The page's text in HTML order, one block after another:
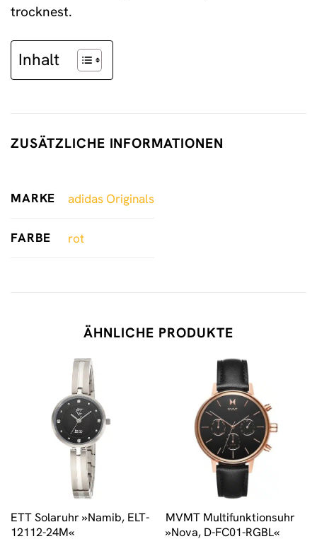
trocknest.
Inhalt
ZUSÄTZLICHE INFORMATIONEN
MARKE adidas Originals
FARBE rot
ÄHNLICHE PRODUKTE
ETT Solaruhr »Namib, ELT-
12112-24M«
MVMT Multifunktionsuhr
»Nova, D-FC01-RGBL«